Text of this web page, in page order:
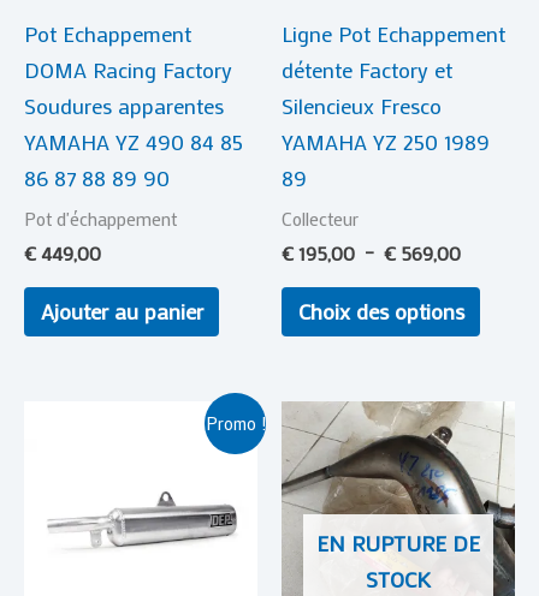
Pot Echappement
DOMA Racing Factory
Soudures apparentes
YAMAHA YZ 490 84 85
86 87 88 89 90
Pot d'échappement
€449,00
Ajouter au panier
Ligne Pot Echappement
détente Factory et
Silencieux Fresco
YAMAHA YZ 250 1989
89
Collecteur
€195,00 – € 569,00
Choix des options
sur
Promo !
€ 179,00.
prix
€ 169,00.
EN RUPTURE DE
STOCK